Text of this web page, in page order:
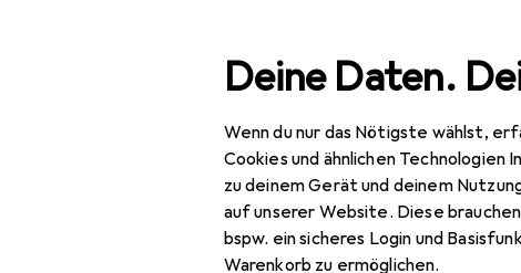
Deine Daten.
Wenn du nur das Nötigste wählst,
Cookies und ähnlichen Technologien
zu deinem Gerät und deinem
auf unserer Website. Diese
bspw. ein sicheres Login und
Warenkorb zu ermöglichen.
Navigation nach Kategorien Gesamtsortiment IT +